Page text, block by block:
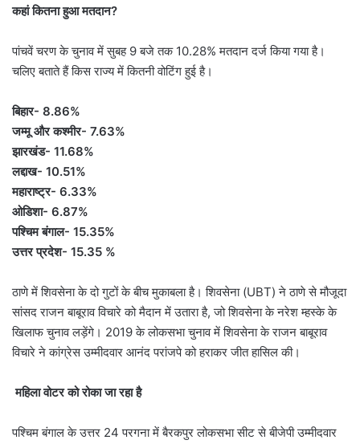
कहां कितना हुआ मतदान?
पांचवें चरण के चुनाव में सुबह 9 बजे तक 10.28% मतदान दर्ज किया गया है।
चलिए बताते हैं किस राज्य में कितनी वोटिंग हुई है।
बिहार- 8.86%
जम्मू और कश्मीर- 7.63%
झारखंड- 11.68%
लद्दाख- 10.51%
महाराष्ट्र- 6.33%
ओडिशा- 6.87%
पश्चिम बंगाल- 15.35%
उत्तर प्रदेश- 15.35 %
ठाणे में शिवसेना के दो गुटों के बीच मुकाबला है। शिवसेना (UBT) ने ठाणे से मौजूदा
सांसद राजन बाबूराव विचारे को मैदान में उतारा है, जो शिवसेना के नरेश म्हस्के के
खिलाफ चुनाव लड़ेंगे। 2019 के लोकसभा चुनाव में शिवसेना के राजन बाबूराव
विचारे ने कांग्रेस उम्मीदवार आनंद परांजपे को हराकर जीत हासिल की।
महिला वोटर को रोका जा रहा है
पश्चिम बंगाल के उत्तर 24 परगना में बैरकपुर लोकसभा सीट से बीजेपी उम्मीदवार